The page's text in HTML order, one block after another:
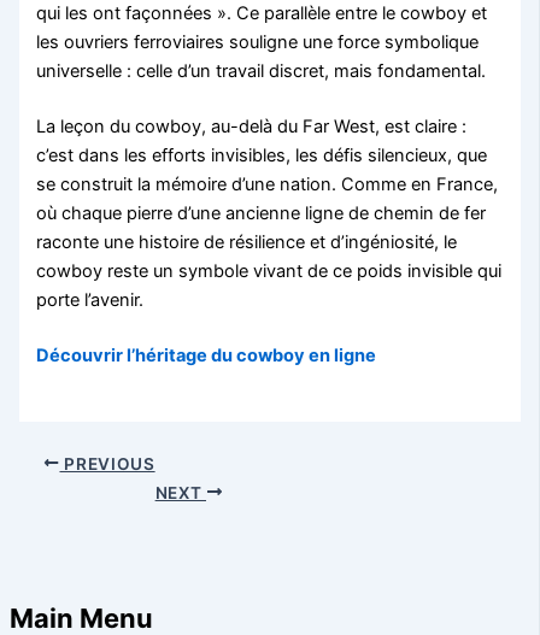
qui les ont façonnées ». Ce parallèle entre le cowboy et
les ouvriers ferroviaires souligne une force symbolique
universelle : celle d’un travail discret, mais fondamental.
La leçon du cowboy, au-delà du Far West, est claire :
c’est dans les efforts invisibles, les défis silencieux, que
se construit la mémoire d’une nation. Comme en France,
où chaque pierre d’une ancienne ligne de chemin de fer
raconte une histoire de résilience et d’ingéniosité, le
cowboy reste un symbole vivant de ce poids invisible qui
porte l’avenir.
Découvrir l’héritage du cowboy en ligne
PREVIOUS
NEXT
Main Menu